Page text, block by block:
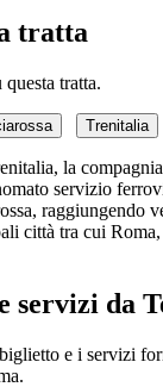
tratta
tratta.
Trenitalia
la
servizio
raggiungendo
città tra cui
da
e i servizi